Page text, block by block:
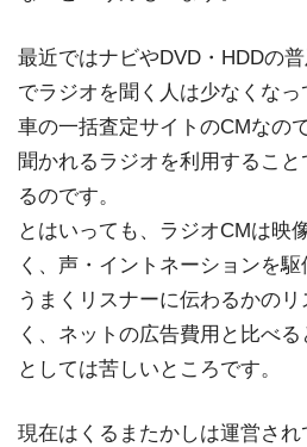
最近ではナビやDVD・HDDの
でラジオを聞く人は少なくなっ
車の一括査定サイトのCMなの
聞かれるラジオを利用するこ
るのです。
とはいっても、ラジオCMは映
く、声・イントネーションを駆
うまくリスナーに伝わるかの
く、ネットの広告費用と比べ
としては苦しいところです。
現在はくるまたかしは運営さ